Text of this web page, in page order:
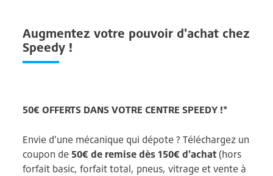
Augmentez votre pouvoir d'achat chez
Speedy !
50€ OFFERTS DANS VOTRE CENTRE SPEEDY !*
Envie d'une mécanique qui dépote ? Téléchargez un
coupon de 50€ de remise dès 150€ d'achat(hors
forfait basic, forfait total, pneus, vitrage et vente à